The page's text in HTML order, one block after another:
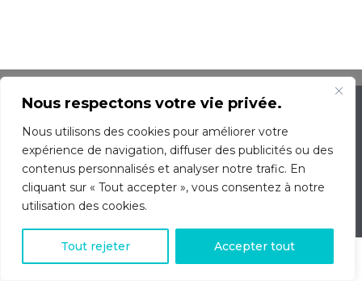
Nous respectons votre vie privée.
Nous utilisons des cookies pour améliorer votre
expérience de navigation, diffuser des publicités ou des
contenus personnalisés et analyser notre trafic. En
cliquant sur « Tout accepter », vous consentez à notre
utilisation des cookies.
Tout rejeter Accepter tout
École De Conduite OMEGA St-Michel © 2016 | 2348 rue Jean Talon
Est Suite 209 Montreal, Québec, H2E 2V9
Telephone : 514-728-0404
Accueil
Équipe
Nos services et tarifs
Contact
0